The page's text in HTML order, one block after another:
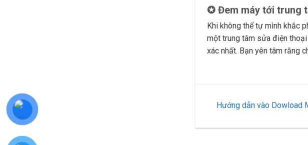
✪ Đem máy tới trung
Khi không thể tự mình khắc
một trung tâm sửa điện
xác nhất. Bạn yên tâm rằng
Hướng dẫn vào Dowload